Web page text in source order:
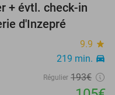
46%
+ évtl. check-in
d'Inzepré
9.9 star
219 min. directions_car
Régulier 193€